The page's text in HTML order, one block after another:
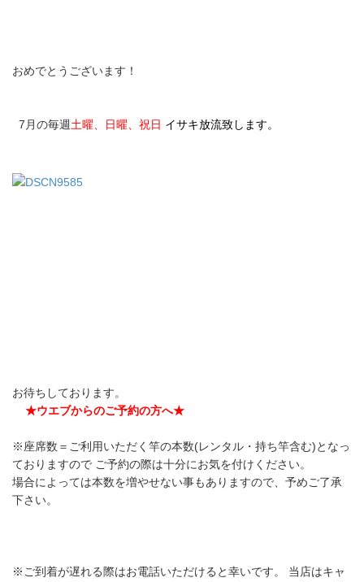
おめでとうございます！
7月の毎週 土曜、日曜、祝日 イサキ放流致します。
お待ちしております。
★ウエブからのご予約の方へ★
※座席数＝ご利用いただく竿の本数(レンタル・持ち竿含む)となっ
ておりますので ご予約の際は十分にお気を付けください。
場合によっては本数を増やせない事もありますので、予めご了承
下さい。
※ご到着が遅れる際はお電話いただけると幸いです。 当店はキャ